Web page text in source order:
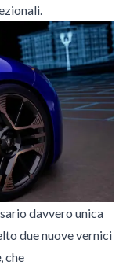
davvero unica
due nuove vernici
, che